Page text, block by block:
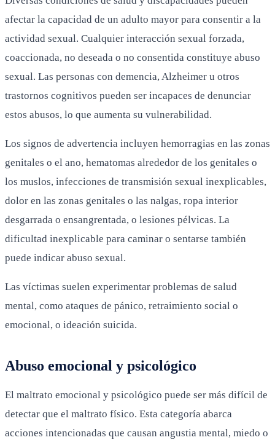
afectar la capacidad de un adulto mayor para consentir a la
actividad sexual. Cualquier interacción sexual forzada,
coaccionada, no deseada o no consentida constituye abuso
sexual. Las personas con demencia, Alzheimer u otros
trastornos cognitivos pueden ser incapaces de denunciar
estos abusos, lo que aumenta su vulnerabilidad.
Los signos de advertencia incluyen hemorragias en las zonas
genitales o el ano, hematomas alrededor de los genitales o
los muslos, infecciones de transmisión sexual inexplicables,
dolor en las zonas genitales o las nalgas, ropa interior
desgarrada o ensangrentada, o lesiones pélvicas. La
dificultad inexplicable para caminar o sentarse también
puede indicar abuso sexual.
Las víctimas suelen experimentar problemas de salud
mental, como ataques de pánico, retraimiento social o
emocional, o ideación suicida.
Abuso emocional y psicológico
El maltrato emocional y psicológico puede ser más difícil de
detectar que el maltrato físico. Esta categoría abarca
acciones intencionadas que causan angustia mental, miedo o